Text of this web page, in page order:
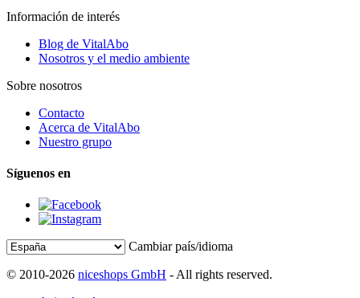
Información de interés
Blog de VitalAbo
Nosotros y el medio ambiente
Sobre nosotros
Contacto
Acerca de VitalAbo
Nuestro grupo
Síguenos en
Cambiar país/idioma
© 2010-2026 niceshops GmbH - All rights reserved.